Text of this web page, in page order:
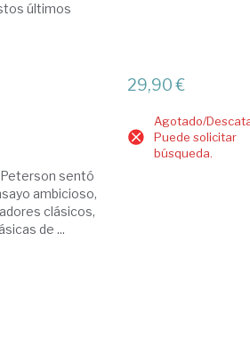
últimos
Peterson sentó
ambicioso,
clásicos,
de ...
29,90 €
Agotado/
Puede solicitar
búsqueda.